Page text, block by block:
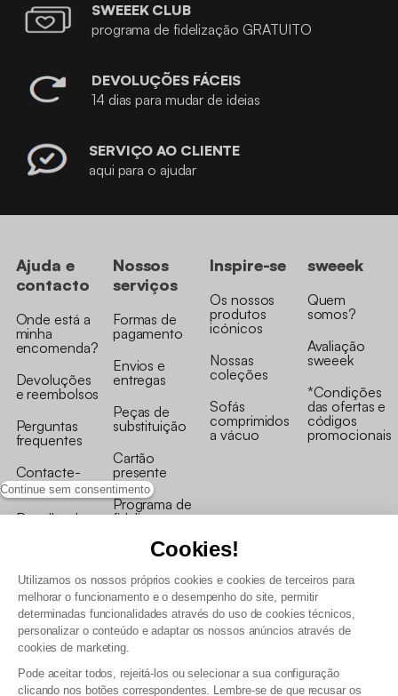
Continue sem consentimento
Cookies!
Utilizamos os nossos próprios cookies e cookies de terceiros para
melhorar o funcionamento e o desempenho do site, permitir
determinadas funcionalidades através do uso de cookies técnicos,
personalizar o conteúdo e adaptar os nossos anúncios através de
cookies de marketing.
Pode aceitar todos, rejeitá-los ou selecionar a sua configuração
clicando nos botões correspondentes. Lembre-se de que recusar os
SWEEEK CLUB
programa de fidelização GRATUITO
DEVOLUÇÕES FÁCEIS
14 dias para mudar de ideias
SERVIÇO AO CLIENTE
aqui para o ajudar
Ajuda e
contacto
Onde está a
minha
encomenda?
Devoluções
e reembolsos
Perguntas
frequentes
Contacte-
nos
Recolha de
Nossos
serviços
Formas de
pagamento
Envios e
entregas
Peças de
substituição
Cartão
presente
Programa de
fidelizaçao
Inspire-se
Os nossos
produtos
icónicos
Nossas
coleções
Sofás
comprimidos
a vácuo
sweeek
Quem
somos?
Avaliação
sweeek
*Condições
das ofertas e
códigos
promocionais
Termos e Condições Gerais de Venda e Aviso Legal
Gestão de dados pessoais e política de cookies